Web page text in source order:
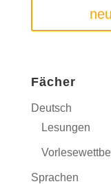
Fächer
Deutsch
Lesungen
Sprachen